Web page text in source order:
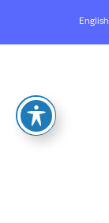
English